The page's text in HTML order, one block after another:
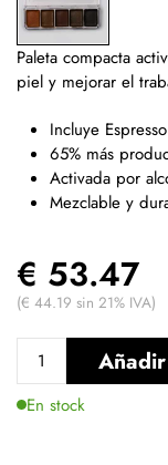
Paleta compacta
piel y mejorar el
Incluye
65% más
Activada por
Mezclable y
€ 53.47
(€ 44.19 sin 21% IVA)
En stock